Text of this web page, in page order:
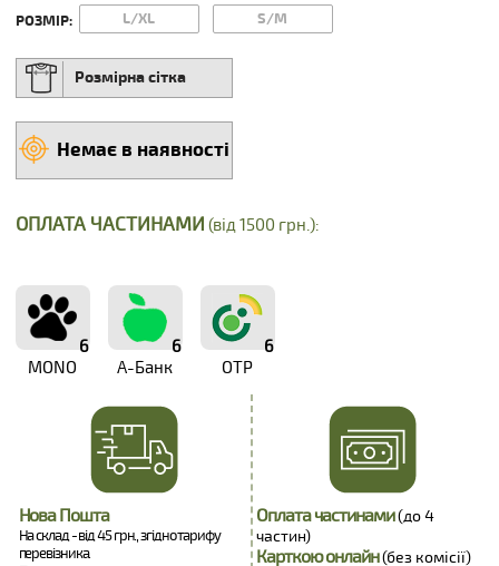
РОЗМІР: L/XL S/M
Розмірна сітка
Немає в наявності
ОПЛАТА ЧАСТИНАМИ (від 1500 грн.):
6
MONO
6
А-Банк
6
OTP
Нова Пошта
На склад - від 45 грн., згідно тарифу
перевізника.
Оплата частинами(до 4
частин)
Карткою онлайн(без комісії)